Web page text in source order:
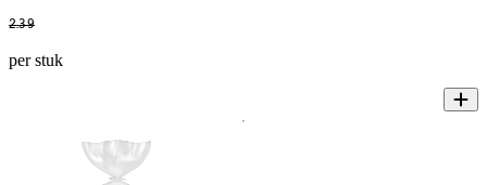
2.39
per stuk